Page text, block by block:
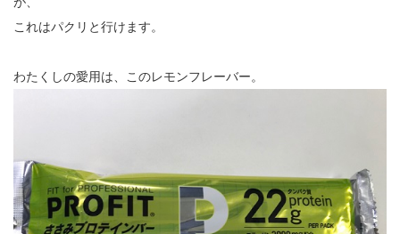
これはパクリと行けます。
わたくしの愛用は、このレモンフレーバー。